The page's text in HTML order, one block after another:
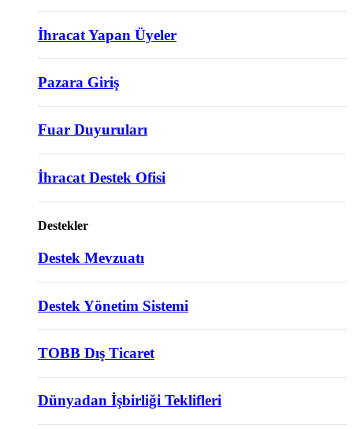
İhracat Yapan Üyeler
Pazara Giriş
Fuar Duyuruları
İhracat Destek Ofisi
Destekler
Destek Mevzuatı
Destek Yönetim Sistemi
TOBB Dış Ticaret
Dünyadan İşbirliği Teklifleri